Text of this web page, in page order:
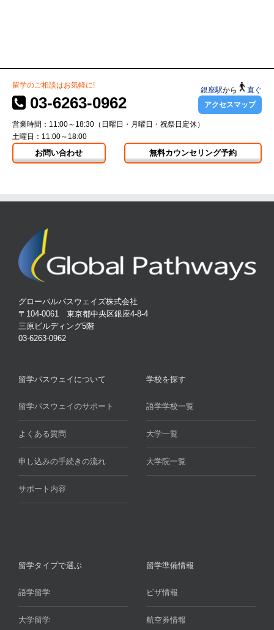
留学のご相談はお気軽に!
03-6263-0962
銀座駅から
直ぐ
アクセスマップ
営業時間：11:00～18:30（日曜日・月曜日・祝祭日定休）
土曜日：11:00～18:00
お問い合わせ 無料カウンセリング予約
グローバルパスウェイズ株式会社
〒104-0061 東京都中央区銀座4-8-4
三原ビルディング5階
03-6263-0962
留学パスウェイについて
留学パスウェイのサポート
よくある質問
申し込みの手続きの流れ
サポート内容
学校を探す
語学学校一覧
大学一覧
大学院一覧
留学タイプで選ぶ
語学留学
大学留学
留学準備情報
ビザ情報
航空券情報